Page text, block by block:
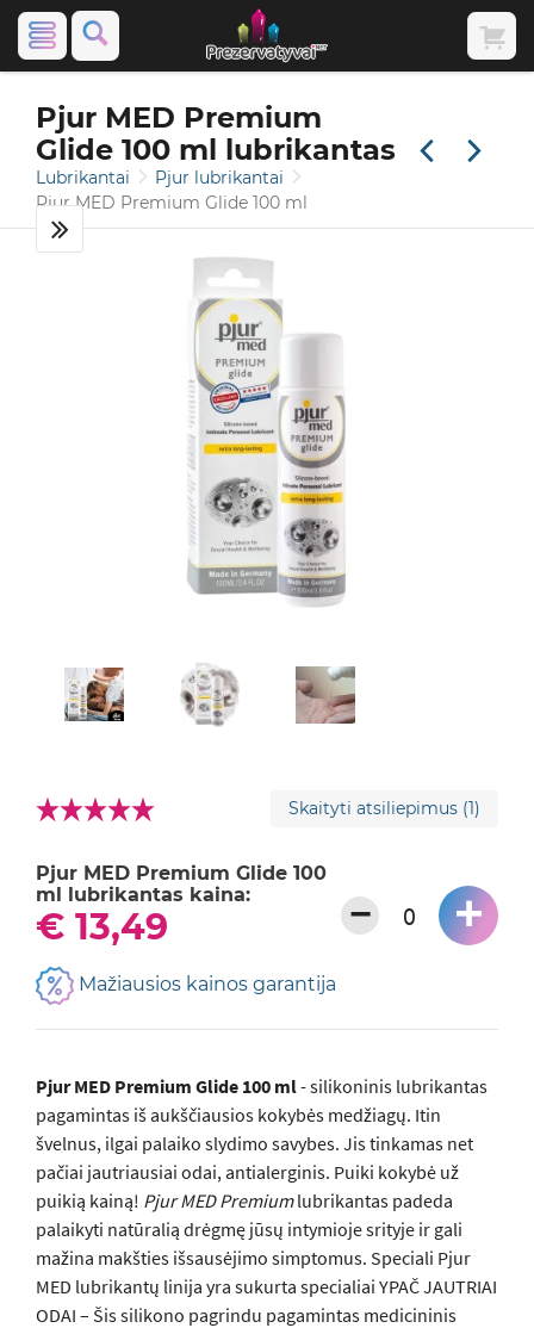
Pjur MED Premium
Glide 100 ml lubrikantas
Lubrikantai
Pjur lubrikantai
Pjur MED Premium Glide 100 ml
Skaityti atsiliepimus (1)
Pjur MED Premium Glide 100
ml lubrikantas kaina:
€ 13,49 − +
Mažiausios kainos garantija
Pjur MED Premium Glide 100 ml- silikoninis lubrikantas
pagamintas iš aukščiausios kokybės medžiagų. Itin
švelnus, ilgai palaiko slydimo savybes. Jis tinkamas net
pačiai jautriausiai odai, antialerginis. Puiki kokybė už
puikią kainą! Pjur MED Premiumlubrikantas padeda
palaikyti natūralią drėgmę jūsų intymioje srityje ir gali
mažina makšties išsausėjimo simptomus. Speciali Pjur
MED lubrikantų linija yra sukurta specialiai YPAČ JAUTRIAI
ODAI – Šis silikono pagrindu pagamintas medicininis